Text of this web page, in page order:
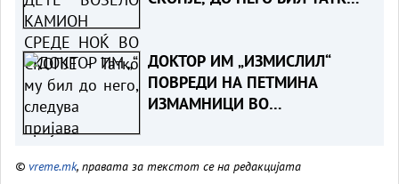
ДОКТОР ИМ „ИЗМИСЛИЛ“
ПОВРЕДИ НА ПЕТМИНА
ИЗМАМНИЦИ ВО
шемата за измама со
© vreme.mk, правата за текстот се на редакцијата